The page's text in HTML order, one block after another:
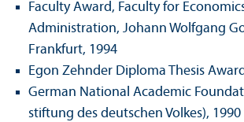
Faculty Award, Faculty for
Administration, Johann Wolfgang
Frankfurt, 1994
Egon Zehnder Diploma Thesis
German National Academic
stiftung des deutschen Volkes),